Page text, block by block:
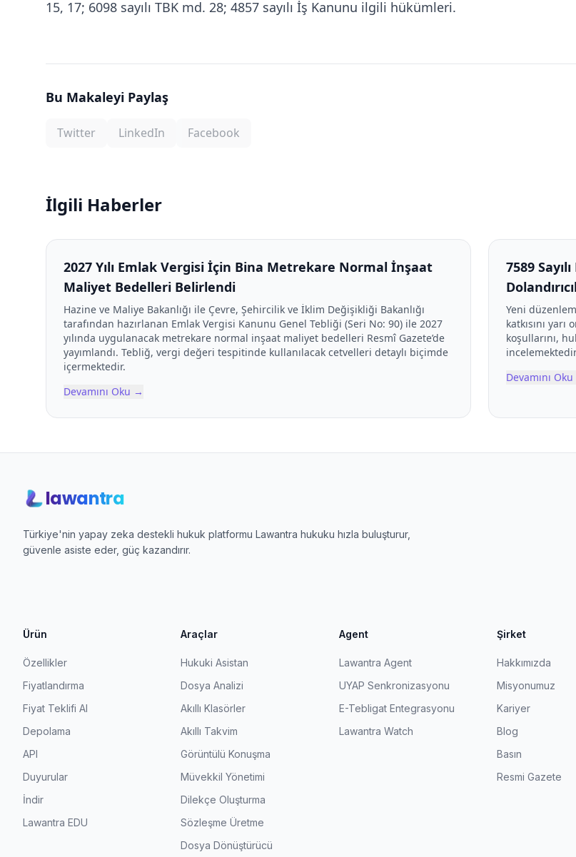
15, 17; 6098 sayılı TBK md. 28; 4857 sayılı İş Kanunu ilgili hükümleri.
Bu Makaleyi Paylaş
Twitter LinkedIn Facebook
İlgili Haberler
2027 Yılı Emlak Vergisi İçin Bina Metrekare Normal İnşaat
Maliyet Bedelleri Belirlendi
Hazine ve Maliye Bakanlığı ile Çevre, Şehircilik ve İklim Değişikliği Bakanlığı
tarafından hazırlanan Emlak Vergisi Kanunu Genel Tebliği (Seri No: 90) ile 2027
yılında uygulanacak metrekare normal inşaat maliyet bedelleri Resmî Gazete’de
yayımlandı. Tebliğ, vergi değeri tespitinde kullanılacak cetvelleri detaylı biçimde
içermektedir.
Devamını Oku →
7589
Yeni
katkısını
koşullarını,
Devamını Oku
lawantra
Türkiye'nin yapay zeka destekli hukuk platformu Lawantra hukuku hızla buluşturur,
güvenle asiste eder, güç kazandırır.
Ürün
Özellikler
Fiyatlandırma
Fiyat Teklifi Al
Depolama
API
Duyurular
İndir
Lawantra EDU
Araçlar
Hukuki Asistan
Dosya Analizi
Akıllı Klasörler
Akıllı Takvim
Görüntülü Konuşma
Müvekkil Yönetimi
Dilekçe Oluşturma
Sözleşme Üretme
Dosya Dönüştürücü
Agent
Lawantra Agent
UYAP Senkronizasyonu
E-Tebligat Entegrasyonu
Lawantra Watch
Şirket
Hakkımızda
Misyonumuz
Kariyer
Blog
Basın
Resmi Gazete